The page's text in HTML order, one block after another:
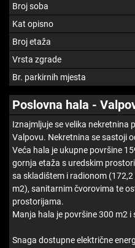
Broj soba
Kat opisno
Broj etaža
Vrsta zgrade
Br. parkirnih mjesta
Poslovna hala -
Iznajmljuje se velika nekretnina
Valpovu. Nekretnina se sastoji
Veća hala je ukupne površine
gornja etaža s uredskim
sa skladištem i radionom
m2), sanitarnim čvorovima te
prostorijama.
Manja hala je površine 300 m2
Snaga dostupne električne